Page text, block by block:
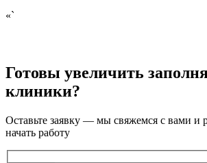
«`
Готовы увеличить
клиники?
Оставьте заявку — мы свяжемся с вами и
начать работу